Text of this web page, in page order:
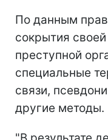
По данным
сокрытия
преступной
специальные
связи,
другие методы.